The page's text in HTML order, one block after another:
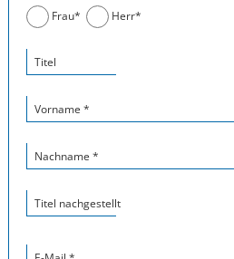
Frau* Herr*
Titel
Vorname *
Nachname *
Titel nachgestellt